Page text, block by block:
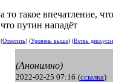
а то такое впечатление,
что путин нападёт
(Ответить) (Уровень выше) (Ветвь
(Анонимно)
2022-02-25 07:16 (ссылка)